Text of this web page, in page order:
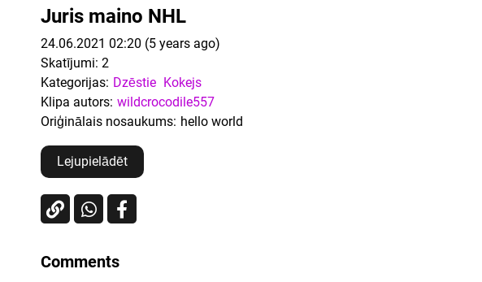
Juris maino NHL
24.06.2021 02:20 (5 years ago)
Skatījumi: 2
Kategorijas: Dzēstie Kokejs
Klipa autors: wildcrocodile557
Oriģinālais nosaukums: hello world
Lejupielādēt
Comments